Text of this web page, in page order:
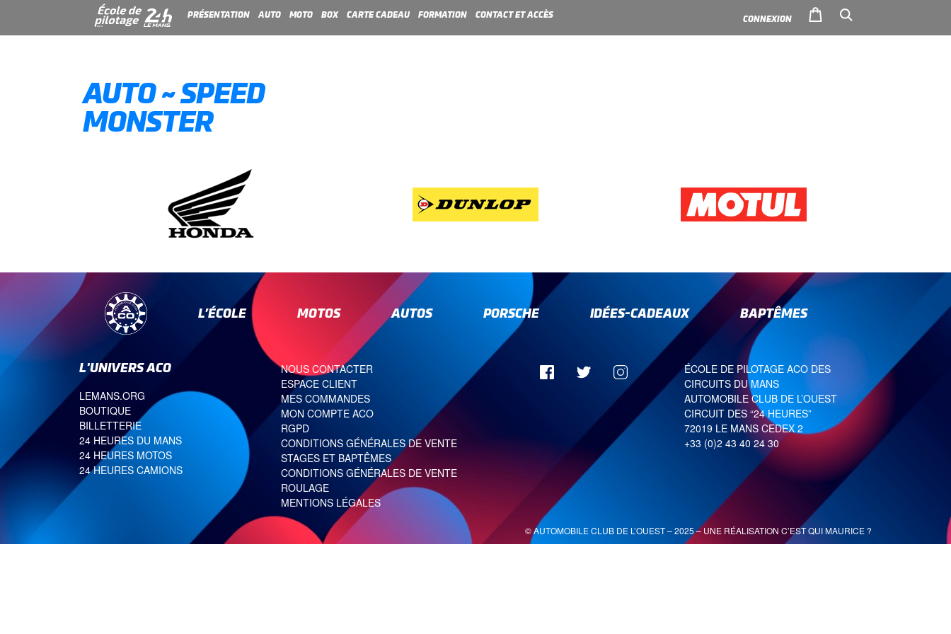
PRÉSENTATION AUTO MOTO BOX CARTE CADEAU FORMATION CONTACT ET ACCÈS CONNEXION
AUTO ~ SPEED
MONSTER
L’ÉCOLE MOTOS AUTOS PORSCHE IDÉES-CADEAUX BAPTÊMES
L'UNIVERS ACO
LEMANS.ORG
BOUTIQUE
BILLETTERIE
24 HEURES DU MANS
24 HEURES MOTOS
24 HEURES CAMIONS
NOUS CONTACTER
ESPACE CLIENT
MES COMMANDES
MON COMPTE ACO
RGPD
CONDITIONS GÉNÉRALES DE VENTE
STAGES ET BAPTÊMES
CONDITIONS GÉNÉRALES DE VENTE
ROULAGE
MENTIONS LÉGALES
ÉCOLE DE PILOTAGE ACO DES
CIRCUITS DU MANS
AUTOMOBILE CLUB DE L’OUEST
CIRCUIT DES “24 HEURES”
72019 LE MANS CEDEX 2
+33 (0)2 43 40 24 30
© AUTOMOBILE CLUB DE L’OUEST – 2025 – UNE RÉALISATION C’EST QUI MAURICE ?